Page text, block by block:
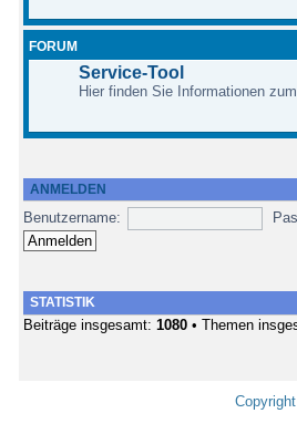
FORUM
Service-Tool
Hier finden Sie Informationen
ANMELDEN
Benutzername:
STATISTIK
Beiträge insgesamt: 1080• Themen